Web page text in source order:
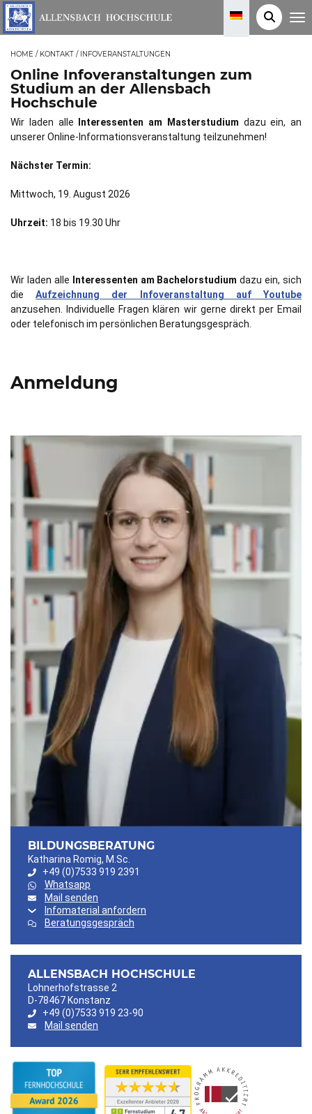
T
g
a
HOME / KONTAKT / INFOVERANSTALTUNGEN
Online Infoveranstaltungen zum
Studium an der Allensbach
Hochschule
Wir laden alle Interessenten am Masterstudium dazu ein, an
unserer Online-Informationsveranstaltung teilzunehmen!
Nächster Termin:
Mittwoch, 19. August 2026
Uhrzeit: 18 bis 19.30 Uhr
Wir laden alle Interessenten am Bachelorstudium dazu ein, sich
dieAufzeichnung der Infoveranstaltung auf Youtube
anzusehen. Individuelle Fragen klären wir gerne direkt per Email
oder telefonisch im persönlichen Beratungsgespräch.
Anmeldung
BILDUNGSBERATUNG
Katharina Romig, M.Sc.
+49 (0)7533 919 2391
Whatsapp
Mail senden
Infomaterial anfordern
Beratungsgespräch
ALLENSBACH HOCHSCHULE
Lohnerhofstrasse 2
D-78467 Konstanz
+49 (0)7533 919 23-90
Mail senden